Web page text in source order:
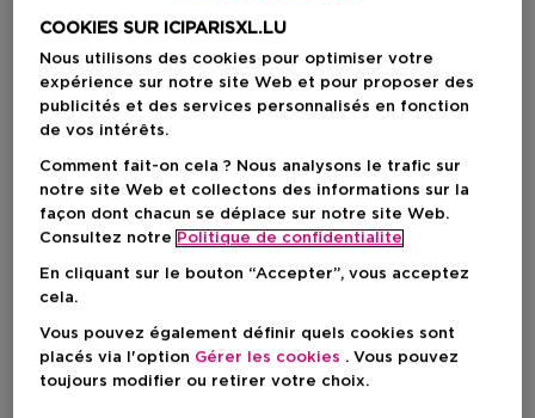
GUERLAIN
Orchidée Impériale
La Crème Légère De
Longévité
Prix du produit
442,50 €
1
GUERLAIN
Abeille Royale
Soin Yeux Réparateur
Jeunesse
Prix du produit
81,50 €
1
COOKIES SUR ICIPARISXL.LU
Nous utilisons des cookies pour optimiser votre
expérience sur notre site Web et pour proposer des
publicités et des services personnalisés en fonction
de vos intérêts.
Comment fait-on cela ? Nous analysons le trafic sur
notre site Web et collectons des informations sur la
façon dont chacun se déplace sur notre site Web.
Consultez notre Politique de confidentialite
En cliquant sur le bouton “Accepter”, vous acceptez
cela.
Vous pouvez également définir quels cookies sont
placés via l'option Gérer les cookies . Vous pouvez
toujours modifier ou retirer votre choix.